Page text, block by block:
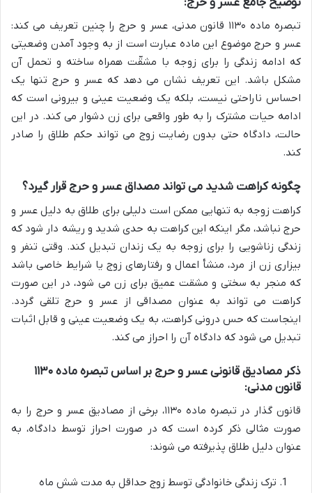
تبصره ماده ۱۱۳۰ قانون مدنی، عسر و حرج را چنین تعریف می کند:
عسر و حرج موضوع این ماده عبارت است از به وجود آمدن وضعیتی
که ادامه زندگی را برای زوجه با مشقّت همراه ساخته و تحمل آن
مشکل باشد. این تعریف نشان می دهد که عسر و حرج تنها یک
احساس ناراحتی نیست، بلکه یک وضعیت عینی و بیرونی است که
ادامه حیات مشترک را به طور واقعی برای زن دشوار می کند. در این
حالت، دادگاه حتی بدون رضایت زوج می تواند حکم طلاق را صادر
کند.
چگونه کراهت شدید می تواند مصداق عسر و حرج قرار گیرد؟
کراهت زوجه به تنهایی ممکن است دلیلی برای طلاق به دلیل عسر و
حرج نباشد، مگر اینکه این کراهت به حدی شدید و ریشه دار شود که
زندگی زناشویی را برای زوجه به یک زندان تبدیل کند. وقتی تنفر و
بیزاری زن از مرد، منشأ اعمال و رفتارهای زوج یا شرایط خاصی باشد
که منجر به سختی و مشقت عمیق برای زن می شود، در این صورت
کراهت می تواند به عنوان مصداقی از عسر و حرج تلقی گردد.
اینجاست که حس درونی کراهت، به یک وضعیت عینی و قابل اثبات
تبدیل می شود که دادگاه آن را احراز می کند.
ذکر مصادیق قانونی عسر و حرج بر اساس تبصره ماده ۱۱۳۰
قانون مدنی:
قانون گذار در تبصره ماده ۱۱۳۰، برخی از مصادیق عسر و حرج را به
صورت مثالی ذکر کرده است که در صورت احراز توسط دادگاه، به
عنوان دلیل طلاق پذیرفته می شوند:
ترک زندگی خانوادگی توسط زوج حداقل به مدت شش ماه